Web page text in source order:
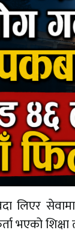
लिएर
भएको